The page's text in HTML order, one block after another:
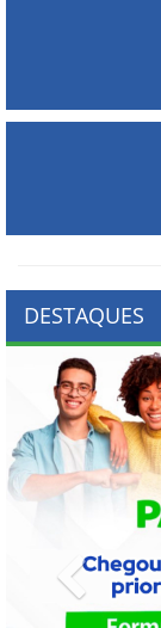
DESTAQUES